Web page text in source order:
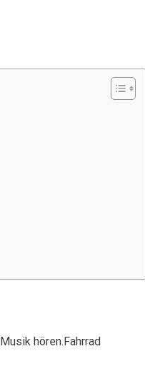
hören.Fahrrad